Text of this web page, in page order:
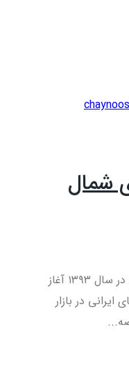
شمال
مجموعه چای نوش فعالیت خود را در سال ۱۳۹۳ آغاز
در بازار